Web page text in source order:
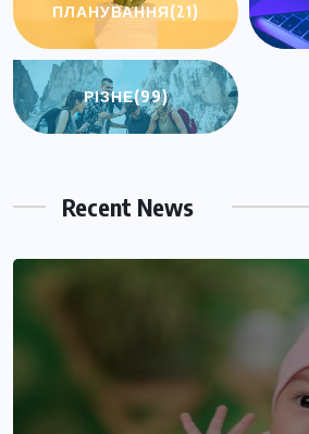
ПЛАНУВАННЯ(21)
РІЗНЕ(99)
Recent News